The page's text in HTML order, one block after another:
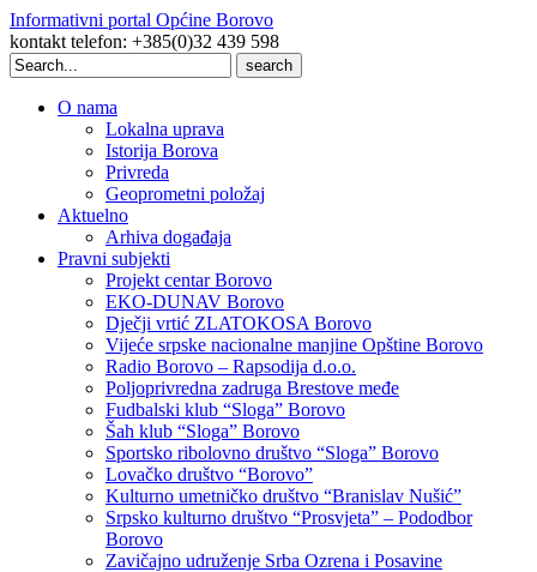
Informativni portal Općine Borovo
kontakt telefon: +385(0)32 439 598
Search
for:
O nama
Lokalna uprava
Istorija Borova
Privreda
Geoprometni položaj
Aktuelno
Arhiva događaja
Pravni subjekti
Projekt centar Borovo
EKO-DUNAV Borovo
Dječji vrtić ZLATOKOSA Borovo
Vijeće srpske nacionalne manjine Opštine Borovo
Radio Borovo – Rapsodija d.o.o.
Poljoprivredna zadruga Brestove međe
Fudbalski klub “Sloga” Borovo
Šah klub “Sloga” Borovo
Sportsko ribolovno društvo “Sloga” Borovo
Lovačko društvo “Borovo”
Kulturno umetničko društvo “Branislav Nušić”
Srpsko kulturno društvo “Prosvjeta” – Pododbor
Borovo
Zavičajno udruženje Srba Ozrena i Posavine